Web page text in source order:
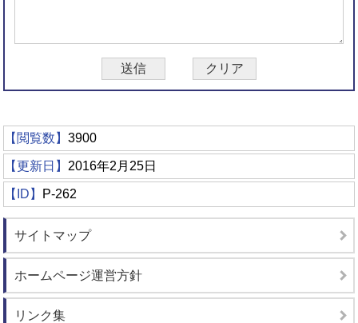
【閲覧数】3900
【更新日】 2016年2月25日
【ID】 P-262
サイトマップ
ホームページ運営方針
リンク集